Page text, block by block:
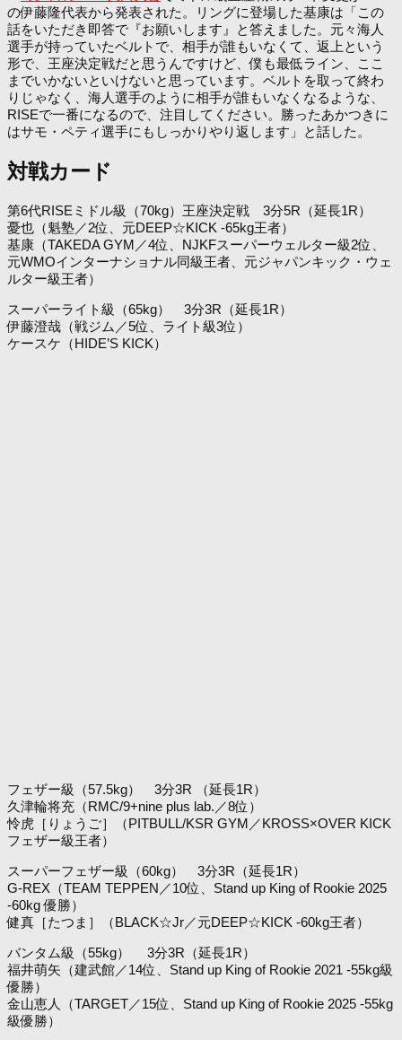
の伊藤隆代表から発表された。リングに登場した基康は「この
話をいただき即答で『お願いします』と答えました。元々海人
選手が持っていたベルトで、相手が誰もいなくて、返上という
形で、王座決定戦だと思うんですけど、僕も最低ライン、ここ
までいかないといけないと思っています。ベルトを取って終わ
りじゃなく、海人選手のように相手が誰もいなくなるような、
RISEで一番になるので、注目してください。勝ったあかつきに
はサモ・ペティ選手にもしっかりやり返します」と話した。
対戦カード
第6代RISEミドル級（70kg）王座決定戦 3分5R（延長1R）
憂也（魁塾／2位、元DEEP☆KICK -65kg王者）
基康（TAKEDA GYM／4位、NJKFスーパーウェルター級2位、
元WMOインターナショナル同級王者、元ジャパンキック・ウェ
ルター級王者）
スーパーライト級（65kg） 3分3R（延長1R）
伊藤澄哉（戦ジム／5位、ライト級3位）
ケースケ（HIDE’S KICK）
フェザー級（57.5kg） 3分3R （延長1R）
久津輪将充（RMC/9+nine plus lab.／8位）
怜虎［りょうご］（PITBULL/KSR GYM／KROSS×OVER KICK
フェザー級王者）
スーパーフェザー級（60kg） 3分3R（延長1R）
G-REX（TEAM TEPPEN／10位、Stand up King of Rookie 2025
-60kg 優勝）
健真［たつま］（BLACK☆Jr／元DEEP☆KICK -60kg王者）
バンタム級（55kg） 3分3R（延長1R）
福井萌矢（建武館／14位、Stand up King of Rookie 2021 -55kg級
優勝）
金山恵人（TARGET／15位、Stand up King of Rookie 2025 -55kg
級優勝）